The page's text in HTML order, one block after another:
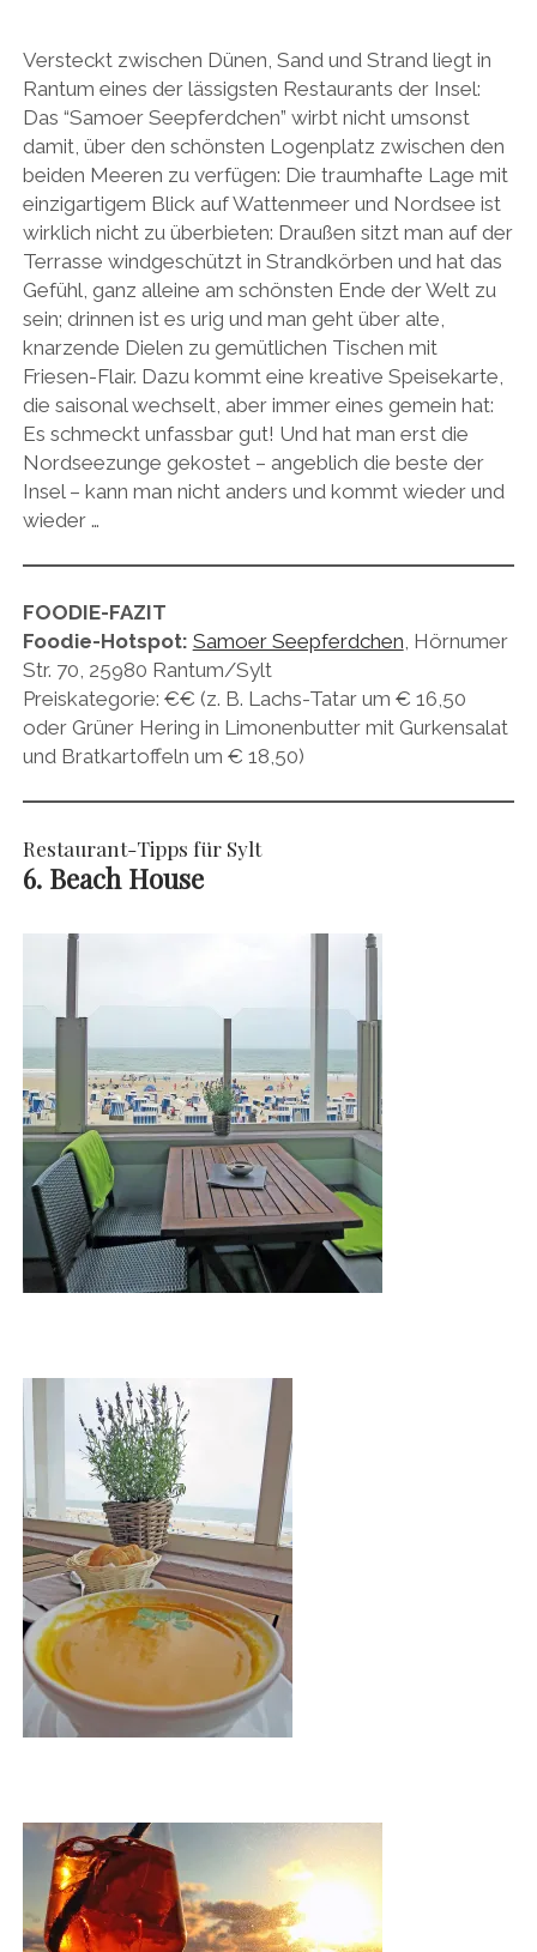
Versteckt zwischen Dünen, Sand und Strand liegt in
Rantum eines der lässigsten Restaurants der Insel:
Das “Samoer Seepferdchen” wirbt nicht umsonst
damit, über den schönsten Logenplatz zwischen den
beiden Meeren zu verfügen: Die traumhafte Lage mit
einzigartigem Blick auf Wattenmeer und Nordsee ist
wirklich nicht zu überbieten: Draußen sitzt man auf der
Terrasse windgeschützt in Strandkörben und hat das
Gefühl, ganz alleine am schönsten Ende der Welt zu
sein; drinnen ist es urig und man geht über alte,
knarzende Dielen zu gemütlichen Tischen mit
Friesen-Flair. Dazu kommt eine kreative Speisekarte,
die saisonal wechselt, aber immer eines gemein hat:
Es schmeckt unfassbar gut! Und hat man erst die
Nordseezunge gekostet – angeblich die beste der
Insel – kann man nicht anders und kommt wieder und
wieder …
FOODIE-FAZIT
Foodie-Hotspot: Samoer Seepferdchen , Hörnumer
Str. 70, 25980 Rantum/Sylt
Preiskategorie: €€ (z. B. Lachs-Tatar um € 16,50
oder Grüner Hering in Limonenbutter mit Gurkensalat
und Bratkartoffeln um € 18,50)
Restaurant-Tipps für Sylt
6. Beach House